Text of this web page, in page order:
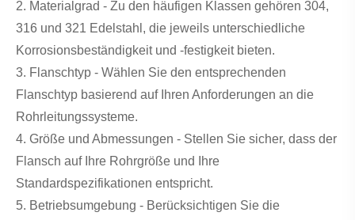
2. Materialgrad - Zu den häufigen Klassen gehören 304,
316 und 321 Edelstahl, die jeweils unterschiedliche
Korrosionsbeständigkeit und -festigkeit bieten.
3. Flanschtyp - Wählen Sie den entsprechenden
Flanschtyp basierend auf Ihren Anforderungen an die
Rohrleitungssysteme.
4. Größe und Abmessungen - Stellen Sie sicher, dass der
Flansch auf Ihre Rohrgröße und Ihre
Standardspezifikationen entspricht.
5. Betriebsumgebung - Berücksichtigen Sie die